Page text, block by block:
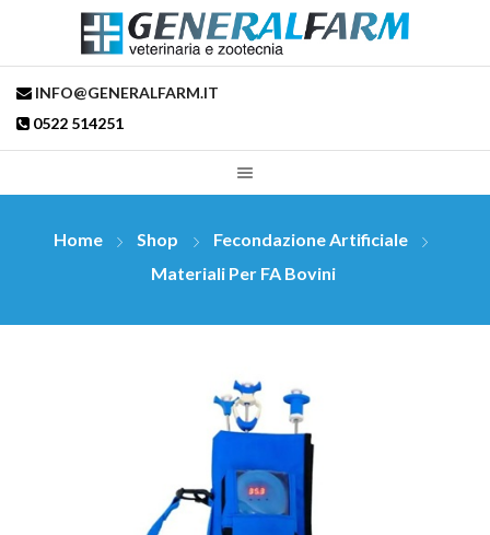
INFO@GENERALFARM.IT
0522 514251
Home Shop
Fecondazione Artificiale
Materiali Per FA Bovini